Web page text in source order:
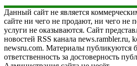
Данный сайт не является
сайте ни чего не продают, ни чего не
услуги не оказываются. Сайт
новостей RSS канала news.rambler.ru,
newsru.com. Материалы публикуются
ответственность за достоверность